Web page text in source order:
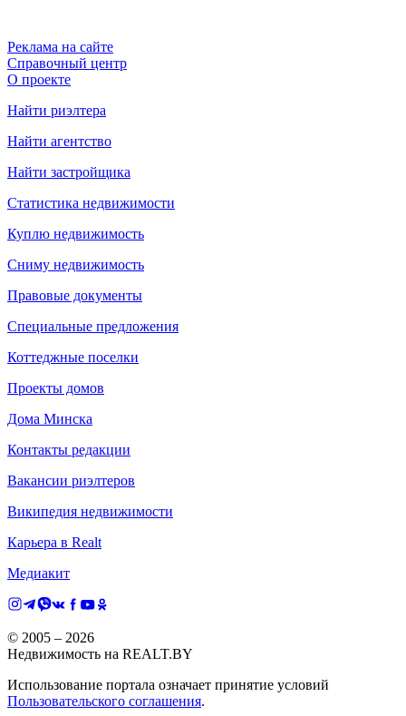
Реклама на сайте
Справочный центр
О проекте
Найти риэлтера
Найти агентство
Найти застройщика
Статистика недвижимости
Куплю недвижимость
Сниму недвижимость
Правовые документы
Специальные предложения
Коттеджные поселки
Проекты домов
Дома Минска
Контакты редакции
Вакансии риэлтеров
Википедия недвижимости
Карьера в Realt
Медиакит
© 2005 – 2026
Недвижимость на REALT.BY
Использование портала означает принятие условий
Пользовательского соглашения.